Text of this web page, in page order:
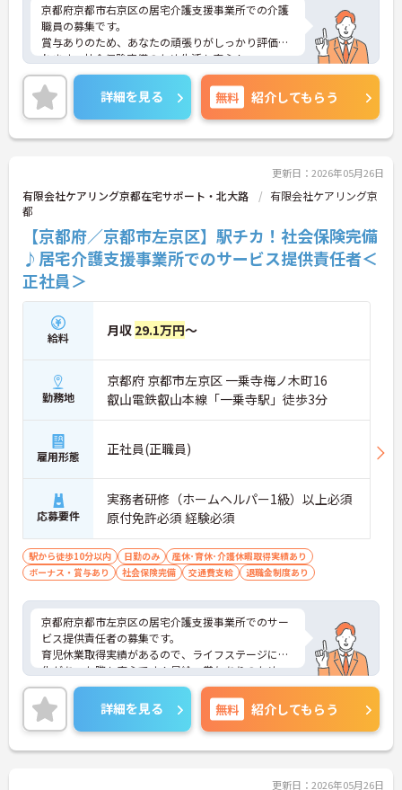
京都府京都市右京区の居宅介護支援事業所での介護
職員の募集です。
賞与ありのため、あなたの頑張りがしっかり評価さ
れます。社会保険完備のため生活も安心！
ご興味のある方は、面接のポイントをお伝えします
のでお気軽にお問い合せください。
詳細を見る 無料 紹介してもらう
更新日：2026年05月26日
有限会社ケアリング京都在宅サポート・北大路
有限会社ケアリング京
都
【京都府／京都市左京区】駅チカ！社会保険完備
♪居宅介護支援事業所でのサービス提供責任者＜
正社員＞
給料 月収 29.1万円～
勤務地
京都府 京都市左京区 一乗寺梅ノ木町16
叡山電鉄叡山本線「一乗寺駅」徒歩3分
雇用形態 正社員(正職員)
応募要件
実務者研修（ホームヘルパー1級）以上必須
原付免許必須 経験必須
駅から徒歩10分以内 日勤のみ
産休･育休･介護休暇取得実績あり
ボーナス・賞与あり
社会保険完備 交通費支給 退職金制度あり
京都府京都市左京区の居宅介護支援事業所でのサー
ビス提供責任者の募集です。
育児休業取得実績があるので、ライフステージに変
化があった際も安心です！昇給・賞与ありのため、
あなたの頑張りがしっかり評価されます。
ご興味のある方は、面接のポイントをお伝えします
のでお気軽にお問い合せください。
詳細を見る 無料 紹介してもらう
更新日：2026年05月26日